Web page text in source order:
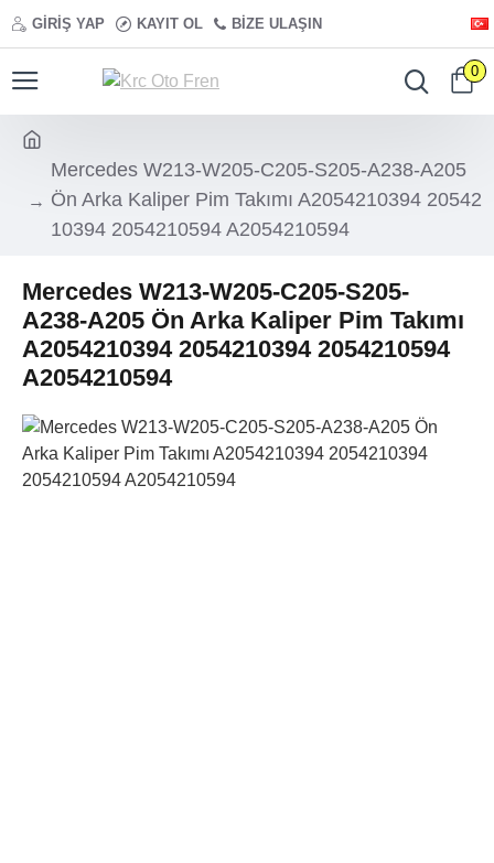
GIRIŞ YAP KAYIT OL BIZE ULAŞIN
0
Mercedes W213-W205-C205-S205-A238-A205
Ön Arka Kaliper Pim Takımı A2054210394 20542
10394 2054210594 A2054210594
Mercedes W213-W205-C205-S205-
A238-A205 Ön Arka Kaliper Pim Takımı
A2054210394 2054210394 2054210594
A2054210594